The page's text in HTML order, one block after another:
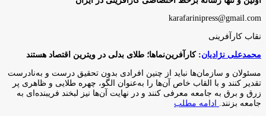
karafarinipress@gmail.com
نقاب کارآفرینی
محمدعلی نژادیان: کارآفرین‌نماها؛ طلای بدلی در ویترین اقتصاد هستند
مسئولان و سازمان‌ها نباید از چنین افرادی بدون تحقیق درست و به‌نادرست
تقدیر کنند و با القاب خاص آ‌ن‌ها را به‌عنوان الگو، چهره طلایی و ظاهری پر
زرق و برق به جامعه معرفی کنند و در نهایت آن‌ها نیز لبخند فریبنده‌ای به
جامعه بزنند.
ادامه مطلب